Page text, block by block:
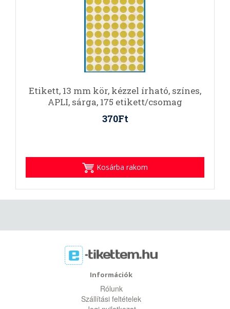
Etikett, 13 mm kör, kézzel írható, színes,
APLI, sárga, 175 etikett/csomag
370Ft
Kosárba rakom
Információk
Rólunk
Szállítási feltételek